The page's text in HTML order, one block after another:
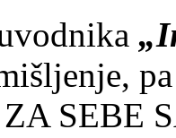
SEBE